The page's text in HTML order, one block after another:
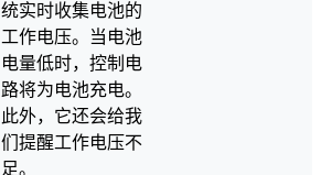
统实时收集电池的
工作电压。当电池
电量低时，控制电
路将为电池充电。
此外，它还会给我
们提醒工作电压不
足。